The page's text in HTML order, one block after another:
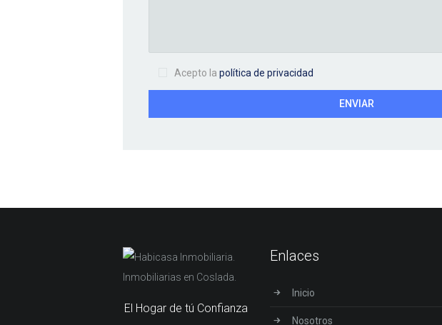
Acepto lapolítica de privacidad
El Hogar de tú Confianza
Enlaces
Inicio
Nosotros